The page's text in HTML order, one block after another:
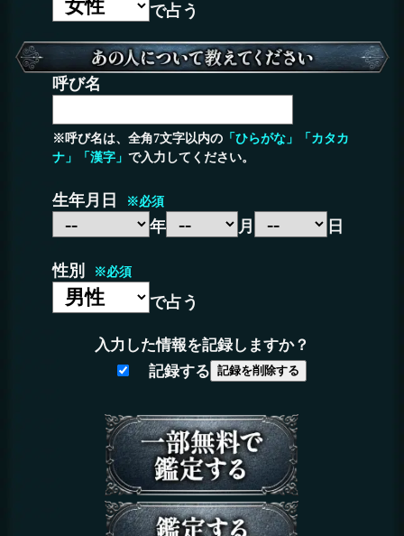
で占う
呼び名
※呼び名は、全角7文字以内の 「ひらがな」「カタカ
ナ」「漢字」で入力してください。
生年月日 ※必須
年 月 日
性別 ※必須
で占う
入力した情報を記録しますか？
記録する
記録を削除する